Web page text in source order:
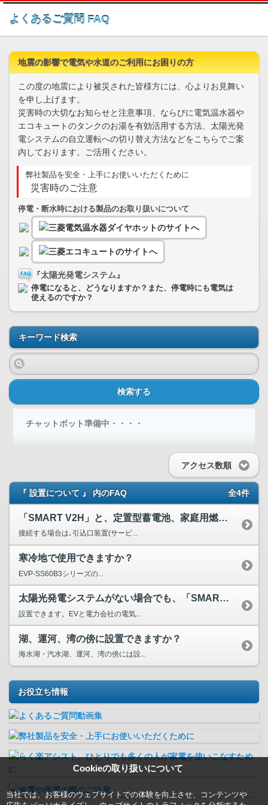
このページの本文へ
よくあるご質問 FAQ
Cookieの取り扱いについて
当社では、お客様のウェブサイトでの体験を向上させ、コンテンツや
地震の影響で電気や水道のご利用にお困りの方
この度の地震により被災された皆様方には、心よりお見舞い
を申し上げます。
災害時の大切なお知らせと注意事項、ならびに電気温水器や
エコキュートのタンクのお湯を有効活用する方法、太陽光発
電システムの自立運転への切り替え方法などをこちらでご案
内しております。ご活用ください。
弊社製品を安全・上手にお使いいただくために
災害時のご注意
停電・断水時における製品のお取り扱いについて
『太陽光発電システム』
停電になると、どうなりますか？また、停電時にも電気は
使えるのですか？
キーワード検索
検索する
チャットボット準備中・・・・
アクセス数順
『 設置について 』 内のFAQ 全4件
「SMART V2H」と、定置型蓄電池、家庭用燃料電池シス...
接続する場合は､引込口装置(サービ...
寒冷地で使用できますか？
EVP-SS60B3シリーズの...
太陽光発電システムがない場合でも、「SMART V2H」を...
設置できます。EVと電力会社の電気...
湖、運河、湾の傍に設置できますか？
海水湖・汽水湖、運河、湾の傍には設...
お役立ち情報